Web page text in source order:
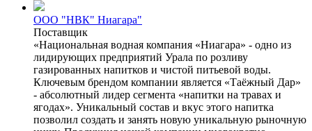
ООО "НВК" Ниагара"
Поставщик
«Национальная водная компания «Ниагара» - одно из
лидирующих предприятий Урала по розливу
газированных напитков и чистой питьевой воды.
Ключевым брендом компании является «Таёжный Дар»
- абсолютный лидер сегмента «напитки на травах и
ягодах». Уникальный состав и вкус этого напитка
позволил создать и занять новую уникальную рыночную